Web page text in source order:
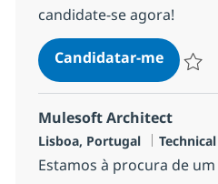
candidate-se agora!
Candidatar-me
Mulesoft Architect
Localização
Lisboa, Portugal Categoria
Estamos à procura de